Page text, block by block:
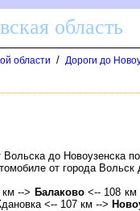
область
области / Дороги до
Вольска до Новоузенска
от города
--> Балаково<-- 108 км
<-- 107 км -->